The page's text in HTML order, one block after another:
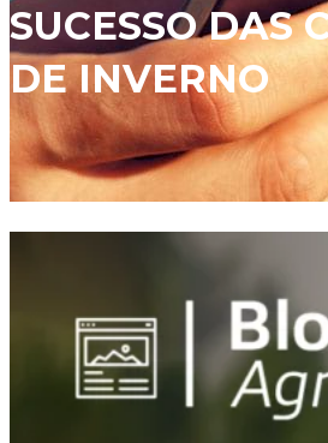
SUCESSO DAS
DE INVERNO